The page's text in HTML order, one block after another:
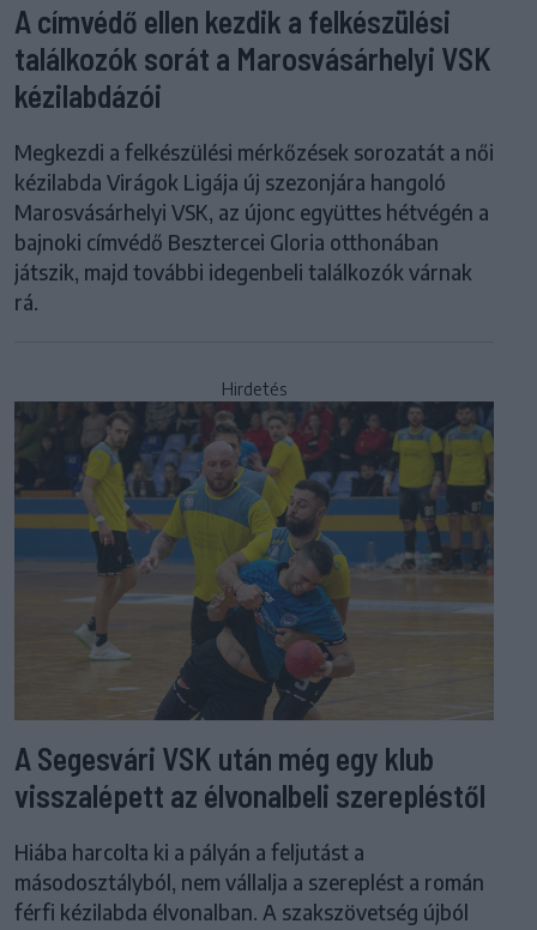
A címvédő ellen kezdik a felkészülési
találkozók sorát a Marosvásárhelyi VSK
kézilabdázói
Megkezdi a felkészülési mérkőzések sorozatát a női
kézilabda Virágok Ligája új szezonjára hangoló
Marosvásárhelyi VSK, az újonc együttes hétvégén a
bajnoki címvédő Besztercei Gloria otthonában
játszik, majd további idegenbeli találkozók várnak
rá.
Hirdetés
A Segesvári VSK után még egy klub
visszalépett az élvonalbeli szerepléstől
Hiába harcolta ki a pályán a feljutást a
másodosztályból, nem vállalja a szereplést a román
férfi kézilabda élvonalban. A szakszövetség újból